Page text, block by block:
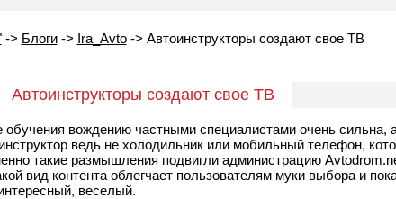
-> Блоги-> Ira_Avto-> Автоинструкторы создают свое ТВ
Автоинструкторы создают свое ТВ
вождению частными специалистами очень сильна,
ведь не холодильник или мобильный телефон,
такие размышления подвигли администрацию
вид контента облегчает пользователям муки выбора и
веселый.